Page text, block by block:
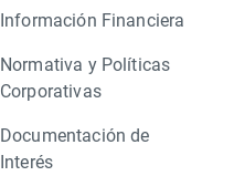
Información Financiera
Normativa y Políticas
Corporativas
Documentación de
Interés